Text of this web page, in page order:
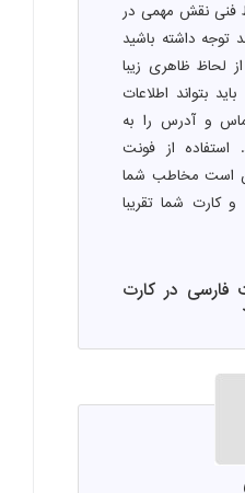
فنی نقش مهمی در
توجه داشته باشید
لحاظ ظاهری زیبا
بتواند اطلاعات
و آدرس را به
از فونت
است مخاطب شما
و کارت شما تقریبا
فارسی در کارت